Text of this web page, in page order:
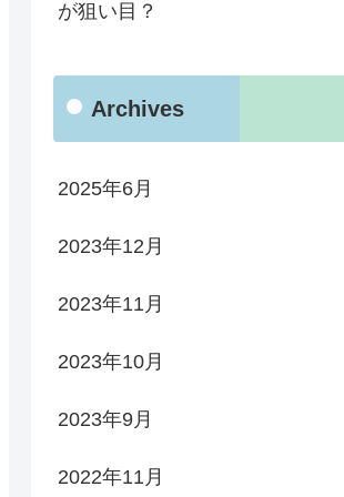
が狙い目？
Archives
2025年6月
2023年12月
2023年11月
2023年10月
2023年9月
2022年11月